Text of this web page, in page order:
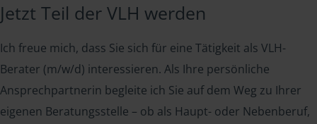
Jetzt Teil der VLH werden
Ich freue mich, dass Sie sich für eine Tätigkeit als VLH-
Berater (m/w/d) interessieren. Als Ihre persönliche
Ansprechpartnerin begleite ich Sie auf dem Weg zu Ihrer
eigenen Beratungsstelle – ob als Haupt- oder Nebenberuf,